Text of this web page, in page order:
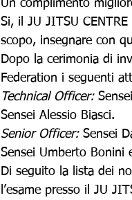
Un complimento
Si, il JU JITSU
scopo, insegnare con
Dopo la cerimonia di
Federation i seguenti
Technical Officer:
Sensei Alessio Biasci.
Senior Officer: Sensei
Sensei Umberto Bonini
Di seguito la lista dei
l’esame presso il JU